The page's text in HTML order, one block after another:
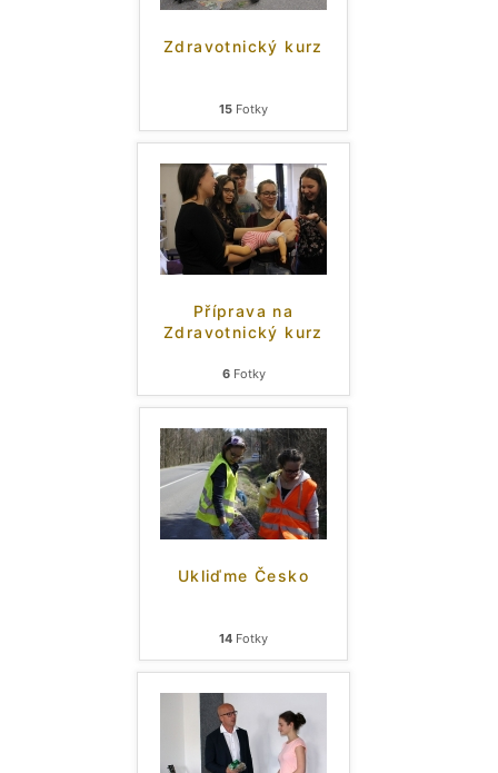
Zdravotnický kurz
15 Fotky
Příprava na
Zdravotnický kurz
6Fotky
Ukliďme Česko
14 Fotky